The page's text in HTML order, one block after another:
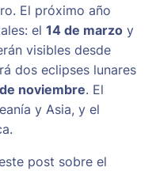
El próximo año
el 14 de marzo y
visibles desde
dos eclipses lunares
noviembre. El
y Asia, y el
post sobre el